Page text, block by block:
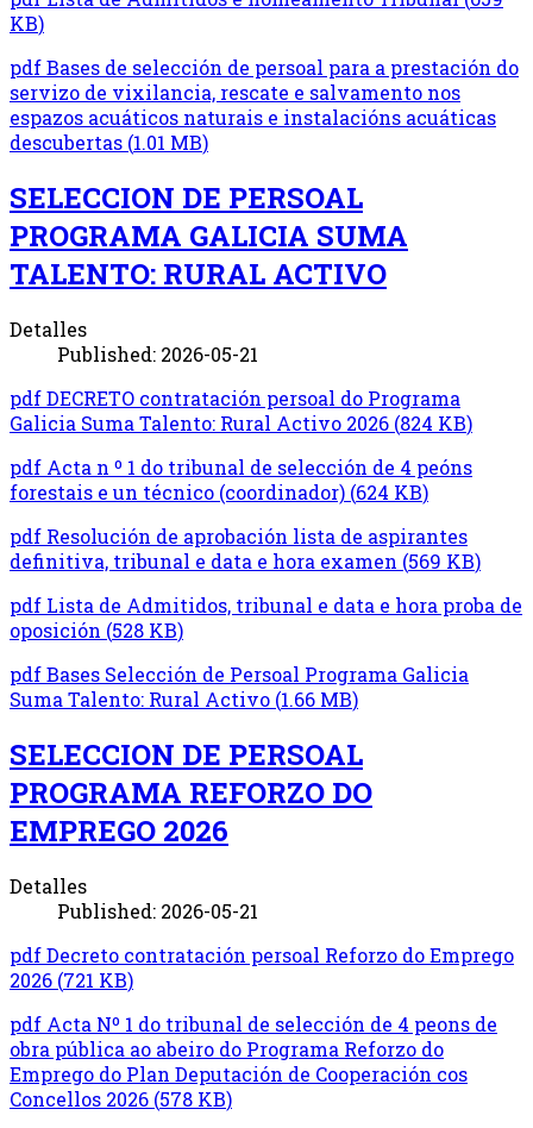
KB)
pdfBases de selección de persoal para a prestación do
servizo de vixilancia, rescate e salvamento nos
espazos acuáticos naturais e instalacións acuáticas
descubertas (1.01 MB)
SELECCION DE PERSOAL
PROGRAMA GALICIA SUMA
TALENTO: RURAL ACTIVO
Detalles
Published: 2026-05-21
pdfDECRETO contratación persoal do Programa
Galicia Suma Talento: Rural Activo 2026 (824 KB)
pdf Acta n º 1 do tribunal de selección de 4 peóns
forestais e un técnico (coordinador) (624 KB)
pdf Resolución de aprobación lista de aspirantes
definitiva, tribunal e data e hora examen (569 KB)
pdf Lista de Admitidos, tribunal e data e hora proba de
oposición (528 KB)
pdfBases Selección de Persoal Programa Galicia
Suma Talento: Rural Activo (1.66 MB)
SELECCION DE PERSOAL
PROGRAMA REFORZO DO
EMPREGO 2026
Detalles
Published: 2026-05-21
pdfDecreto contratación persoal Reforzo do Emprego
2026 (721 KB)
pdf Acta Nº 1 do tribunal de selección de 4 peons de
obra pública ao abeiro do Programa Reforzo do
Emprego do Plan Deputación de Cooperación cos
Concellos 2026 (578 KB)